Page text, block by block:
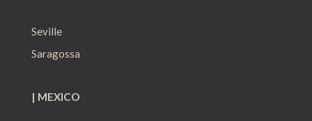
Seville
Saragossa
| MEXICO